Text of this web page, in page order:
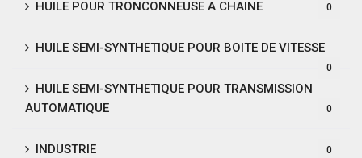
HUILE POUR TRONCONNEUSE A CHAINE 0
HUILE SEMI-SYNTHETIQUE POUR BOITE DE VITESSE
0
HUILE SEMI-SYNTHETIQUE POUR TRANSMISSION
AUTOMATIQUE
0
INDUSTRIE 0